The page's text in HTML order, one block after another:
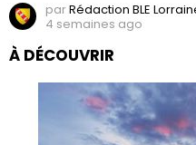
parRédaction BLE
4 semaines ago
À DÉCOUVRIR